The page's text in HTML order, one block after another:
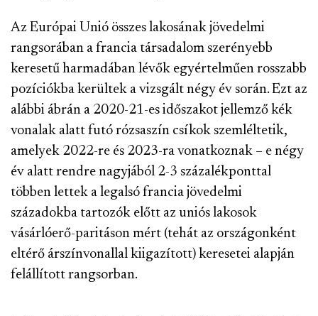
Az Európai Unió összes lakosának jövedelmi
rangsorában a francia társadalom szerényebb
keresetű harmadában lévők egyértelműen rosszabb
pozíciókba kerültek a vizsgált négy év során. Ezt az
alábbi ábrán a 2020-21-es időszakot jellemző kék
vonalak alatt futó rózsaszín csíkok szemléltetik,
amelyek 2022-re és 2023-ra vonatkoznak – e négy
év alatt rendre nagyjából 2-3 százalékponttal
többen lettek a legalsó francia jövedelmi
századokba tartozók előtt az uniós lakosok
vásárlóerő-paritáson mért (tehát az országonként
eltérő árszínvonallal kiigazított) keresetei alapján
felállított rangsorban.